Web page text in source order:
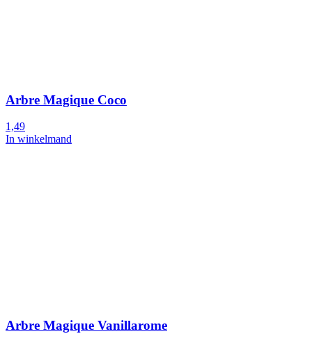
Arbre Magique Coco
1,49
In winkelmand
Arbre Magique Vanillarome